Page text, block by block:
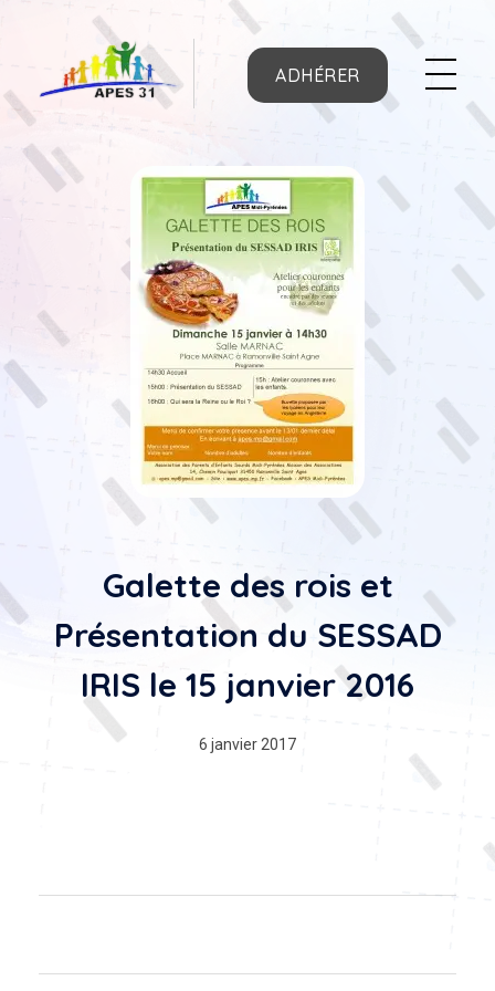
ADHÉRER
Galette des rois et
Présentation du SESSAD
IRIS le 15 janvier 2016
6 janvier 2017